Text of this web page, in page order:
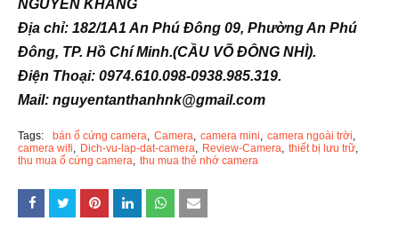
NGUYỄN KHANG
Địa chỉ: 182/1A1 An Phú Đông 09, Phường An Phú
Đông, TP. Hồ Chí Minh.(CẦU VÕ ĐÔNG NHÌ).
Điện Thoại: 0974.610.098-0938.985.319.
Mail: nguyentanthanhnk@gmail.com
Tags: bán ổ cứng camera Camera camera mini
camera ngoài trời
camera wifi
Dich-vu-lap-dat-camera Review-Camera thiết bị lưu trữ
thu mua ổ cứng camera thu mua thẻ nhớ camera